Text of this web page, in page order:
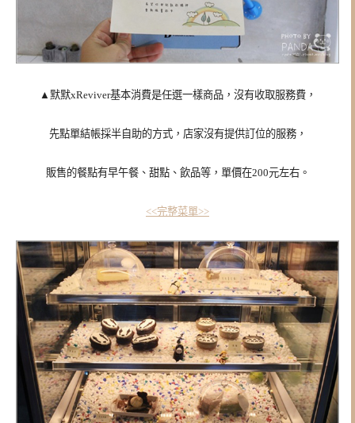
▲ 默默xReviver基本消費是任選一樣商品，沒有收取服務費，
先點單結帳採半自助的方式，店家沒有提供訂位的服務，
販售的餐點有早午餐、甜點、飲品等，單價在200元左右。
<<完整菜單>>